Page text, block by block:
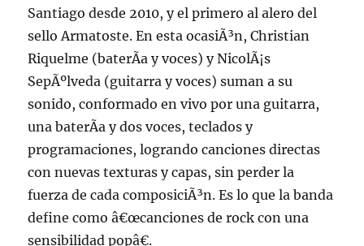
Santiago desde 2010, y el primero al alero del
sello Armatoste. En esta ocasiÃ³n, Christian
Riquelme (baterÃ­a y voces) y NicolÃ¡s
SepÃºlveda (guitarra y voces) suman a su
sonido, conformado en vivo por una guitarra,
una baterÃ­a y dos voces, teclados y
programaciones, logrando canciones directas
con nuevas texturas y capas, sin perder la
fuerza de cada composiciÃ³n. Es lo que la banda
define como â€œcanciones de rock con una
sensibilidad popâ€.